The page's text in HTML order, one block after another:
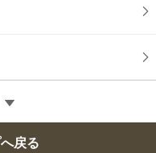
戻る